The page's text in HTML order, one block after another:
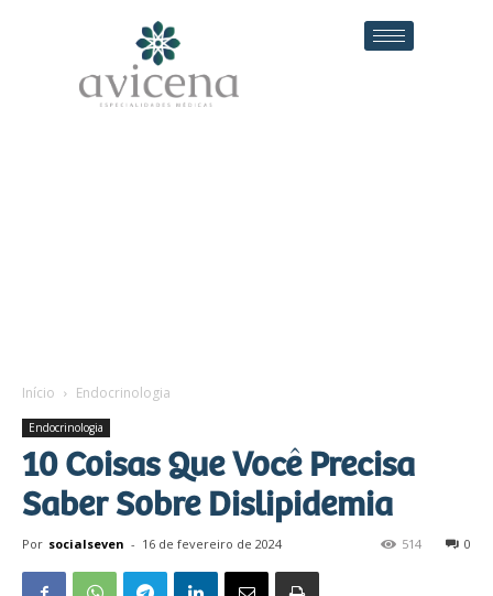
Início Endocrinologia
Endocrinologia
10 Coisas Que Você Precisa
Saber Sobre Dislipidemia
Por socialseven - 16 de fevereiro de 2024 0
514